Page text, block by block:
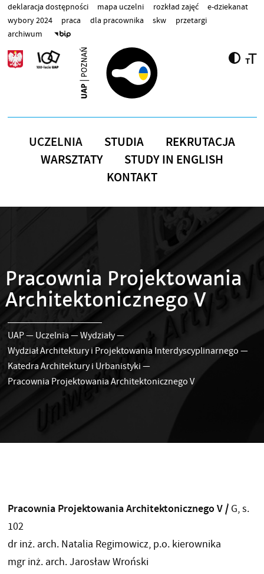
Przejdź do treści
deklaracja dostępności mapa uczelni rozkład zajęć
e-dziekanat
wybory 2024
praca dla pracownika skw
przetargi
archiwum
UCZELNIA STUDIA
REKRUTACJA
WARSZTATY
STUDY IN ENGLISH
KONTAKT
Pracownia Projektowania
Architektonicznego V
UAP— Uczelnia —Wydziały—
Wydział Architektury i Projektowania Interdyscyplinarnego —
Katedra Architektury i Urbanistyki —
Pracownia Projektowania Architektonicznego V
Pracownia Projektowania Architektonicznego V / G, s.
102
dr inż. arch. Natalia Regimowicz, p.o. kierownika
mgr inż. arch. Jarosław Wroński